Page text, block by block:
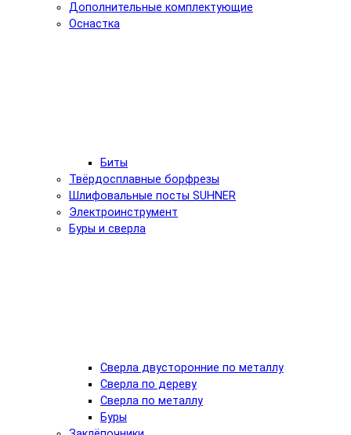
Дополнительные комплектующие
Оснастка
Биты
Твёрдосплавные борфрезы
Шлифовальные посты SUHNER
Электроинструмент
Буры и сверла
Сверла двусторонние по металлу
Сверла по дереву
Сверла по металлу
Буры